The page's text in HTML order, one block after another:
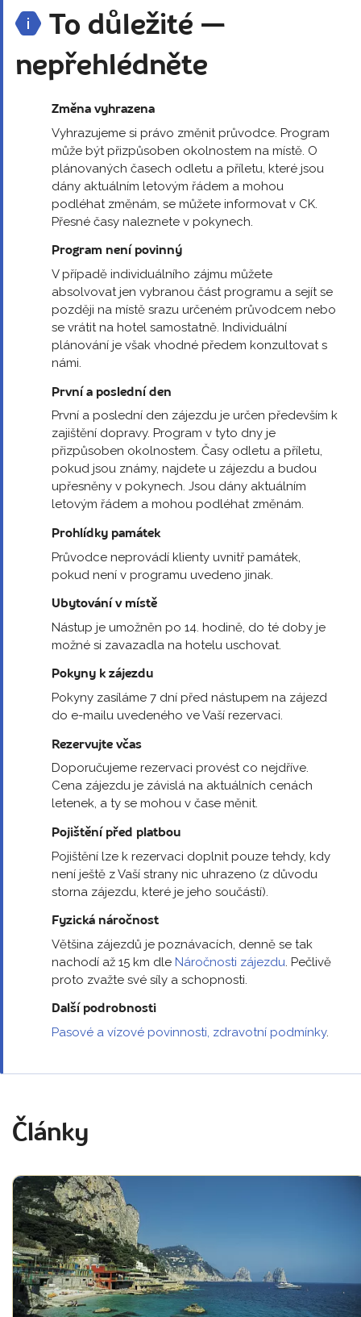
To důležité —
nepřehlédněte
Změna vyhrazena
Vyhrazujeme si právo změnit průvodce. Program
může být přizpůsoben okolnostem na místě. O
plánovaných časech odletu a příletu, které jsou
dány aktuálním letovým řádem a mohou
podléhat změnám, se můžete informovat v CK.
Přesné časy naleznete v pokynech.
Program není povinný
V případě individuálního zájmu můžete
absolvovat jen vybranou část programu a sejít se
později na místě srazu určeném průvodcem nebo
se vrátit na hotel samostatně. Individuální
plánování je však vhodné předem konzultovat s
námi.
První a poslední den
První a poslední den zájezdu je určen především k
zajištění dopravy. Program v tyto dny je
přizpůsoben okolnostem. Časy odletu a příletu,
pokud jsou známy, najdete u zájezdu a budou
upřesněny v pokynech. Jsou dány aktuálním
letovým řádem a mohou podléhat změnám.
Prohlídky památek
Průvodce neprovádí klienty uvnitř památek,
pokud není v programu uvedeno jinak.
Ubytování v místě
Nástup je umožněn po 14. hodině, do té doby je
možné si zavazadla na hotelu uschovat.
Pokyny k zájezdu
Pokyny zasíláme 7 dní před nástupem na zájezd
do e-mailu uvedeného ve Vaší rezervaci.
Rezervujte včas
Doporučujeme rezervaci provést co nejdříve.
Cena zájezdu je závislá na aktuálních cenách
letenek, a ty se mohou v čase měnit.
Pojištění před platbou
Pojištění lze k rezervaci doplnit pouze tehdy, kdy
není ještě z Vaší strany nic uhrazeno (z důvodu
storna zájezdu, které je jeho součástí).
Fyzická náročnost
Většina zájezdů je poznávacích, denně se tak
nachodí až 15 km dle Náročnosti zájezdu. Pečlivě
proto zvažte své síly a schopnosti.
Další podrobnosti
Pasové a vízové povinnosti, zdravotní podmínky.
Články